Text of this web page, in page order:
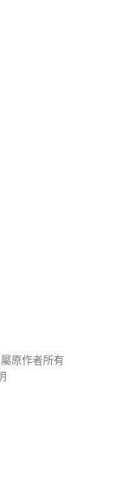
原作者所有